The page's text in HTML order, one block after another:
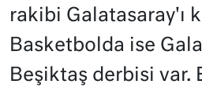
rakibi Galatasaray'ı
Basketbolda ise
Beşiktaş derbisi var.